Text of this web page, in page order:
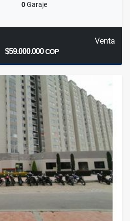
0Garaje
Venta
$59.000.000COP